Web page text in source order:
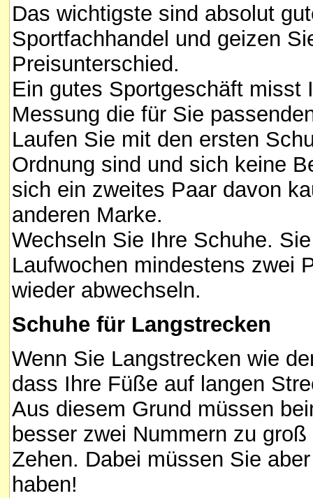
Das wichtigste sind absolut
Sportfachhandel und geizen
Preisunterschied.
Ein gutes Sportgeschäft misst
Messung die für Sie
Laufen Sie mit den ersten
Ordnung sind und sich keine
sich ein zweites Paar davon
anderen Marke.
Wechseln Sie Ihre Schuhe.
Laufwochen mindestens zwei
wieder abwechseln.
Schuhe für Langstrecken
Wenn Sie Langstrecken wie
dass Ihre Füße auf langen
Aus diesem Grund müssen
besser zwei Nummern zu
Zehen. Dabei müssen Sie
haben!